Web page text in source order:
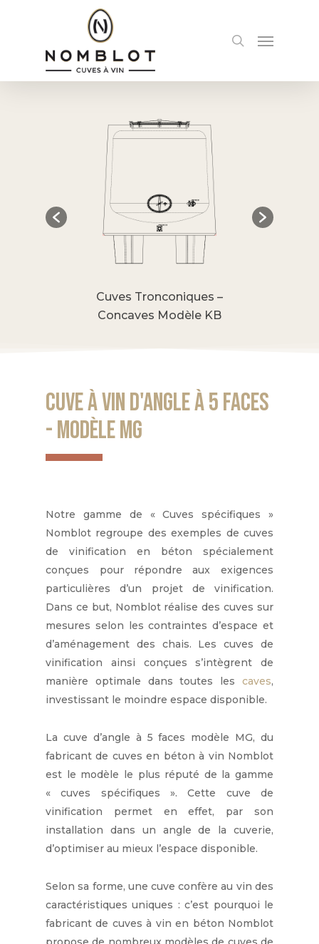
Menu
Cuves Tronconiques –
Concaves Modèle KB
Cuve à vin d'angle à 5 faces
- Modèle MG
Notre gamme de « Cuves spécifiques »
Nomblot regroupe des exemples de cuves
de vinification en béton spécialement
conçues pour répondre aux exigences
particulières d’un projet de vinification.
Dans ce but, Nomblot réalise des cuves sur
mesures selon les contraintes d’espace et
d’aménagement des chais. Les cuves de
vinification ainsi conçues s’intègrent de
manière optimale dans toutes les caves,
investissant le moindre espace disponible.
La cuve d’angle à 5 faces modèle MG, du
fabricant de cuves en béton à vin Nomblot
est le modèle le plus réputé de la gamme
« cuves spécifiques ». Cette cuve de
vinification permet en effet, par son
installation dans un angle de la cuverie,
d’optimiser au mieux l’espace disponible.
Selon sa forme, une cuve confère au vin des
caractéristiques uniques : c’est pourquoi le
fabricant de cuves à vin en béton Nomblot